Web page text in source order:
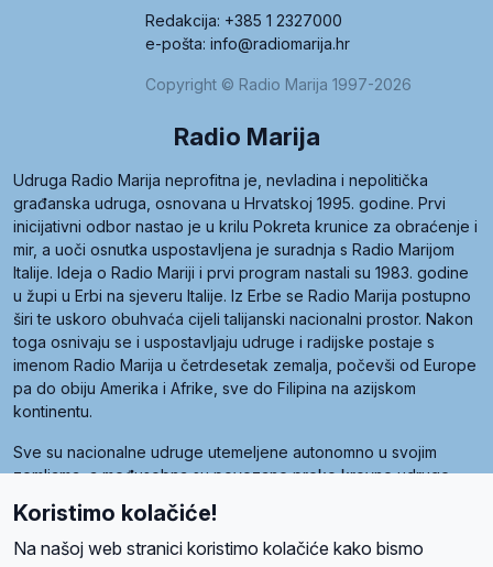
Redakcija: +385 1 2327000
e-pošta: info@radiomarija.hr
Copyright © Radio Marija 1997-2026
Radio Marija
Udruga Radio Marija neprofitna je, nevladina i nepolitička
građanska udruga, osnovana u Hrvatskoj 1995. godine. Prvi
inicijativni odbor nastao je u krilu Pokreta krunice za obraćenje i
mir, a uoči osnutka uspostavljena je suradnja s Radio Marijom
Italije. Ideja o Radio Mariji i prvi program nastali su 1983. godine
u župi u Erbi na sjeveru Italije. Iz Erbe se Radio Marija postupno
širi te uskoro obuhvaća cijeli talijanski nacionalni prostor. Nakon
toga osnivaju se i uspostavljaju udruge i radijske postaje s
imenom Radio Marija u četrdesetak zemalja, počevši od Europe
pa do obiju Amerika i Afrike, sve do Filipina na azijskom
kontinentu.
Sve su nacionalne udruge utemeljene autonomno u svojim
zemljama, a međusobna su povezane preko krovne udruge
Radio Maria). Svjetsku obitelj utemeljilo je sedam članica, među
kojima je i hrvatska Udruga Radio Marija.
Koristimo kolačiće!
Na našoj web stranici koristimo kolačiće kako bismo